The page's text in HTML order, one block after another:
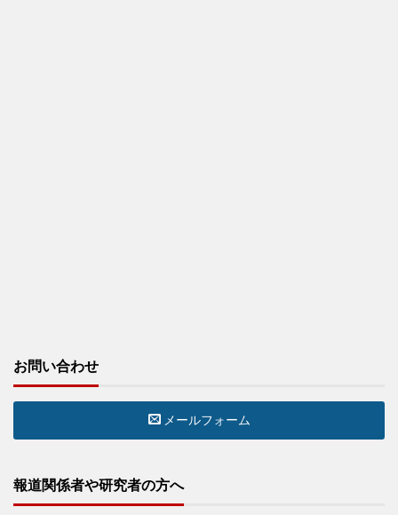
お問い合わせ
メールフォーム
報道関係者や研究者の方へ